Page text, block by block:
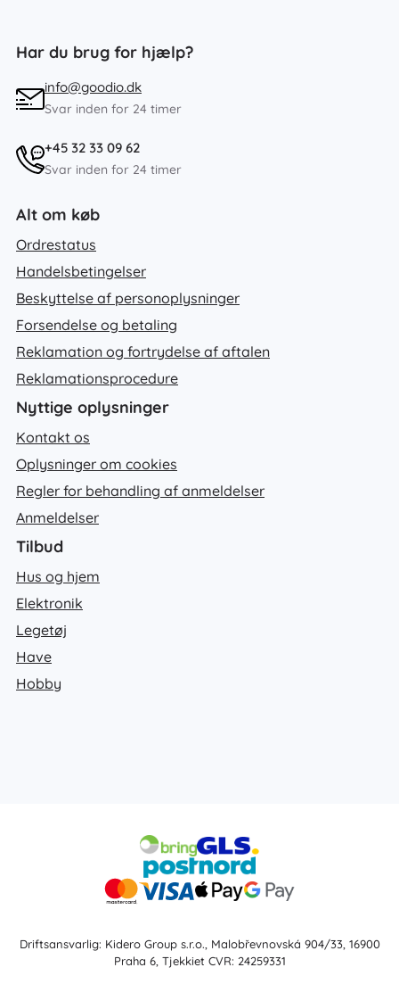
Har du brug for hjælp?
info@goodio.dk
Svar inden for 24 timer
+45 32 33 09 62
Svar inden for 24 timer
Alt om køb
Ordrestatus
Handelsbetingelser
Beskyttelse af personoplysninger
Forsendelse og betaling
Reklamation og fortrydelse af aftalen
Reklamationsprocedure
Nyttige oplysninger
Kontakt os
Oplysninger om cookies
Regler for behandling af anmeldelser
Anmeldelser
Tilbud
Hus og hjem
Elektronik
Legetøj
Have
Hobby
Driftsansvarlig: Kidero Group s.r.o., Malobřevnovská 904/33, 16900
Praha 6, Tjekkiet CVR: 24259331